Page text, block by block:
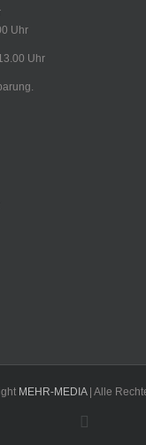
Uhr
Uhr
MEHR-MEDIA| Alle